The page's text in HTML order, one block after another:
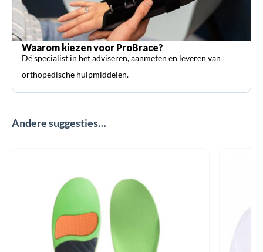
Waarom kiezen voor ProBrace?
Dé specialist in het adviseren, aanmeten en leveren van
orthopedische hulpmiddelen.
Andere suggesties…